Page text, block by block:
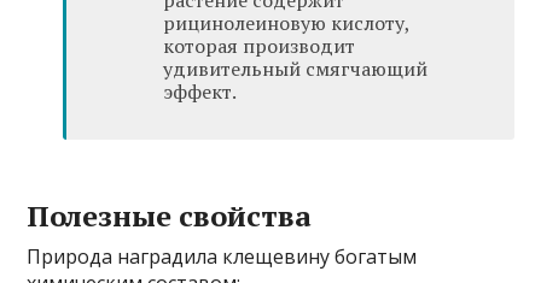
рицинолеиновую кислоту,
которая производит
удивительный смягчающий
эффект.
Полезные свойства
Природа наградила клещевину богатым